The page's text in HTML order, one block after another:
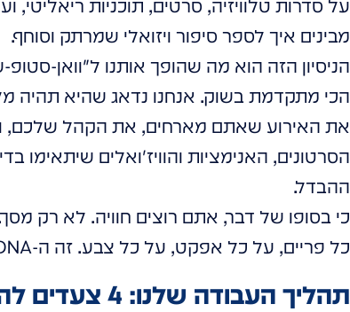
על סדרות טלוויזיה, סרטים, תוכניות ריאליטי,
מבינים איך לספר סיפור ויזואלי שמרתק וסוחף.
הניסיון הזה הוא מה שהופך אותנו ל"וואן-
הכי מתקדמת בשוק. אנחנו נדאג שהיא תהיה
את האירוע שאתם מארחים, את הקהל שלכם,
הסרטונים, האנימציות והוויז'ואלים
ההבדל.
כי בסופו של דבר, אתם רוצים חוויה. לא רק
כל פריים, על כל אפקט, על כל צבע. זה ה-DNA של HOLOWAVE.
תהליך העבודה שלנו: 4 צעדים להפוך חזון למציאות מנצנצת